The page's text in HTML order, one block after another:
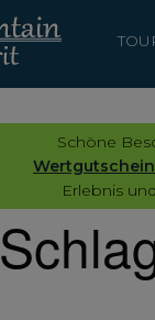
Schöne
Erlebnis